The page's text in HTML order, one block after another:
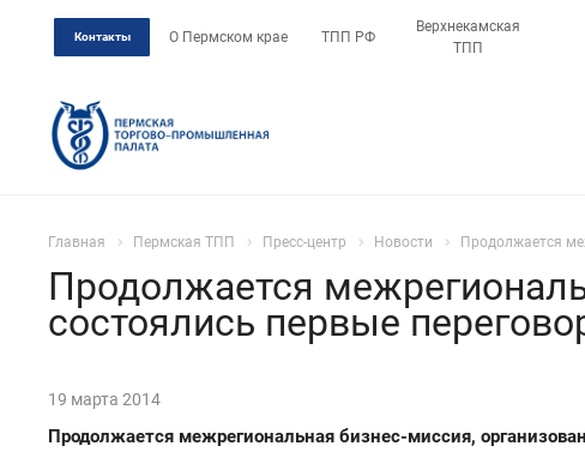
Контакты О Пермском крае ТПП РФ
Верхнекамская
ТПП
Главная Пермская ТПП Пресс-центр Новости Продолжается
Продолжается
состоялись первые
19 марта 2014
Продолжается межрегиональная бизнес-миссия,